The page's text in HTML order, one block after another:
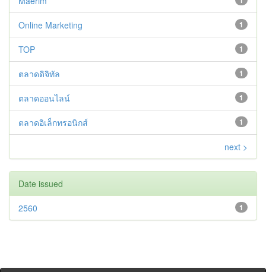
1
Online Marketing
1
TOP
1
ตลาดดิจิทัล
1
ตลาดออนไลน์
1
ตลาดอิเล็กทรอนิกส์
next >
Date issued
1
2560